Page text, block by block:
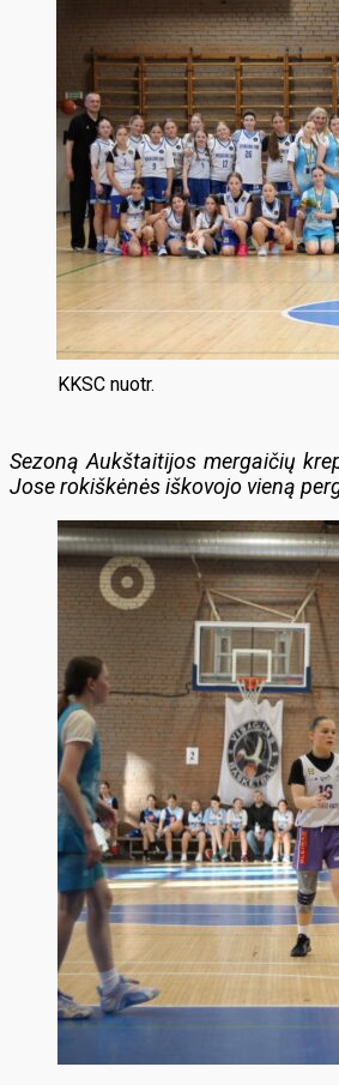
KKSC nuotr.
Sezoną Aukštaitijos mergaičių
Jose rokiškėnės iškovojo vieną